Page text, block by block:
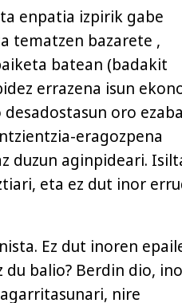
enpatia izpirik gabe
tematzen bazarete ,
batean (badakit
errazena isun
oro
eragozpena
duzun aginpideari.
eta ez dut inor
Ez dut inoren
balio? Berdin dio,
nire